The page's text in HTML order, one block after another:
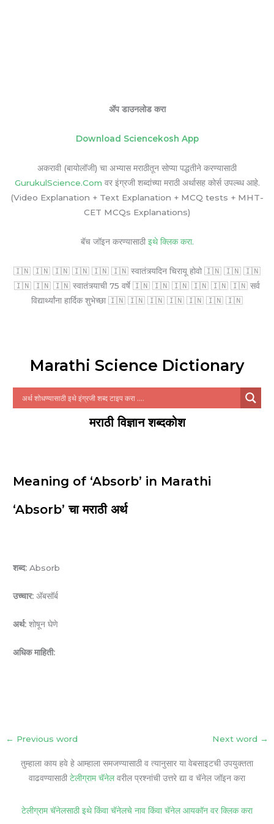
ॲप डाउनलोड करा
Download Sciencekosh App
अकरावी (बायोलॉजी) चा अभ्यास मराठीतून सोप्या पद्धतीने करण्यासाठी
GurukulScience.Com वर इंग्रजी शब्दांच्या मराठी अर्थासह कोर्स उपल्ब्ध आहे.
(Video Explanation + Text Explanation + MCQ tests + MHT-
CET MCQs Explanations)
बॅच जॉइन करण्यासाठी इथे क्लिक करा.
🇮🇳 🇮🇳 🇮🇳 🇮🇳 🇮🇳 🇮🇳 स्वातंत्र्यदिन चिरायू होवो 🇮🇳 🇮🇳 🇮🇳
🇮🇳 🇮🇳 🇮🇳 स्वातंत्र्याची 75 वर्षे 🇮🇳 🇮🇳 🇮🇳 🇮🇳 🇮🇳 🇮🇳 सर्व
विद्यार्थ्यांना हार्दिक शुभेच्छा 🇮🇳 🇮🇳 🇮🇳 🇮🇳 🇮🇳 🇮🇳 🇮🇳
Marathi Science Dictionary
मराठी विज्ञान शब्दकोश
Meaning of ‘Absorb’ in Marathi
‘Absorb’ चा मराठी अर्थ
शब्द: Absorb
उच्चार: ॲबसॉर्ब
अर्थ: शोषून घेणे
अधिक माहिती:
← Previous word Next word →
तुम्हाला काय हवे हे आम्हाला समजण्यासाठी व त्यानुसार या वेबसाइटची उपयुक्तता
वाढवण्यासाठी टेलीग्राम चॅनेलवरील प्रश्नांची उत्तरे द्या व चॅनेल जॉइन करा
टेलीग्राम चॅनेलसाठी इथे किंवा चॅनेलचे नाव किंवा चॅनेल आयकॉन वर क्लिक करा